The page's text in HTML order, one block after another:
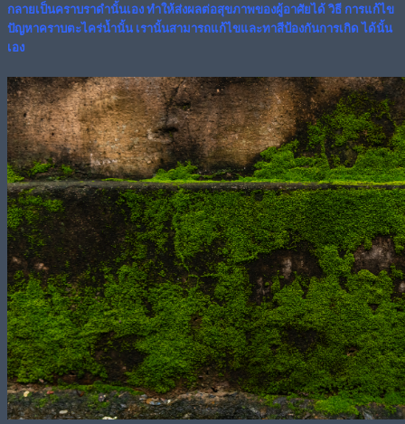
กลายเป็นคราบราดำนั้นเอง ทำให้ส่งผลต่อสุขภาพของผู้อาศัยได้ วิธี การแก้ไข
ปัญหาคราบตะไคร่น้ำนั้น เรานั้นสามารถแก้ไขและทาสีป้องกันการเกิด ได้นั้น
เอง